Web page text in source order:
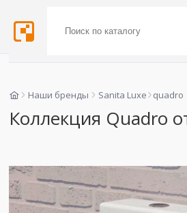
Наши бренды Sanita Luxe quadro
Коллекция Quadro